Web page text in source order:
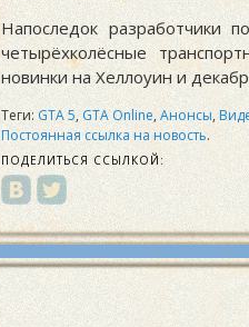
Напоследок разработчики
четырёхколёсные
новинки на Хеллоуин и
Теги:GTA 5,GTA Online,Анонсы,
Постоянная ссылка на новость.
ПОДЕЛИТЬСЯ ССЫЛКОЙ: